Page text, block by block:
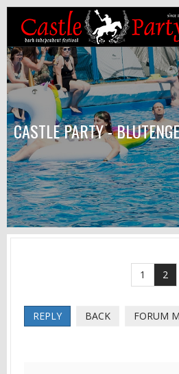
CASTLE PARTY -
1 2
REPLY BACK FORUM